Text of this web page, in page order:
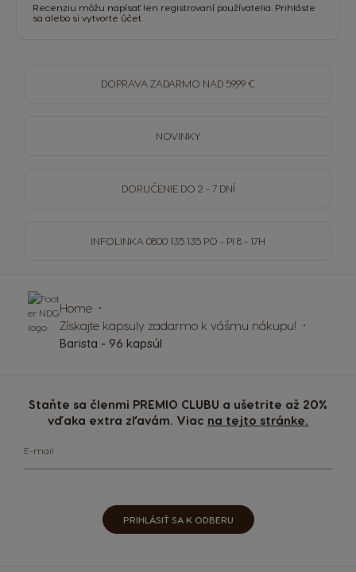
Recenziu môžu napísať len registrovaní používatelia. Prihláste
sa alebo si vytvorte účet
DOPRAVA ZADARMO NAD 59,99 €
NOVINKY
DORUČENIE DO 2 - 7 DNÍ
INFOLINKA 0800 135 135 PO - PI 8 - 17H
Staňte sa členmi PREMIO CLUBU a ušetrite až 20%
vďaka extra zľavám. Viac na tejto stránke.
E-mail
PRIHLÁSIŤ SA K ODBERU
Home
Získajte kapsuly zadarmo k vášmu nákupu!
Barista - 96 kapsúl